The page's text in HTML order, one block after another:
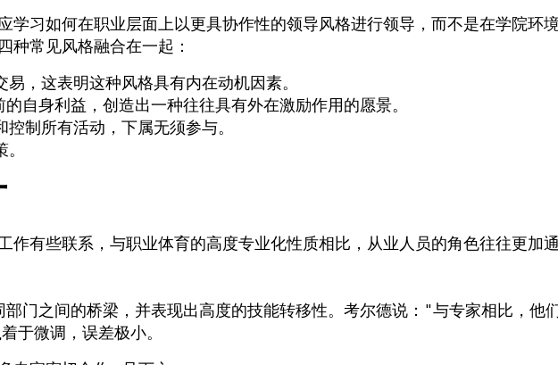
学习如何在职业层面上以更具协作性的领导风格进行领导，而不是在学院环
种常见风格融合在一起：
，这表明这种风格具有内在动机因素。
自身利益，创造出一种往往具有外在激励作用的愿景。
制所有活动，下属无须参与。
作有些联系，与职业体育的高度专业化性质相比，从业人员的角色往往更加
门之间的桥梁，并表现出高度的技能转移性。考尔德说："与专家相比，他
于微调，误差极小。